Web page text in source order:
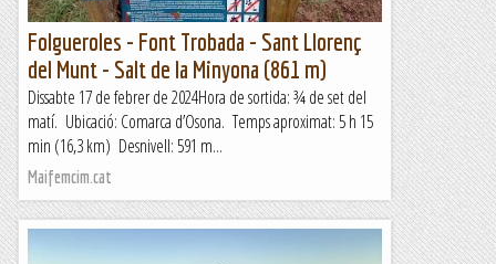
Folgueroles - Font Trobada - Sant Llorenç
del Munt - Salt de la Minyona (861 m)
Dissabte 17 de febrer de 2024Hora de sortida: ¾ de set del
matí. Ubicació: Comarca d’Osona. Temps aproximat: 5 h 15
min (16,3 km) Desnivell: 591 m...
Maifemcim.cat